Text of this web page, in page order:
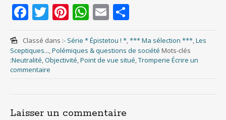
F
ac
e
b
o
o
k
T
w
itt
er
Pi
nt
er
e
st
W
h
at
s
A
p
p
E
m
ai
l
h
ar
e
Classé dans :- Série * Épistetou ! *,*** Ma sélection ***,Les
Sceptiques...,Polémiques & questions de société Mots-clés
:Neutralité,Objectivité,Point de vue situé,Tromperie Écrire un
commentaire
Laisser un commentaire